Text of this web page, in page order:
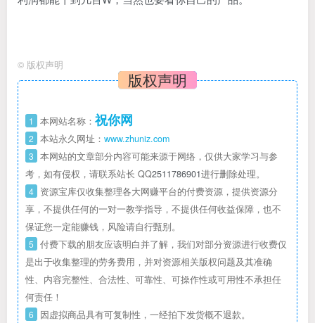
© 版权声明
版权声明
1 本网站名称： 祝你网
2 本站永久网址： www.zhuniz.com
3 本网站的文章部分内容可能来源于网络，仅供大家学习与参
考，如有侵权，请联系站长 QQ2511786901进行删除处理。
4 资源宝库仅收集整理各大网赚平台的付费资源，提供资源分
享，不提供任何的一对一教学指导，不提供任何收益保障，也不
保证您一定能赚钱，风险请自行甄别。
5 付费下载的朋友应该明白并了解，我们对部分资源进行收费仅
是出于收集整理的劳务费用，并对资源相关版权问题及其准确
性、内容完整性、合法性、可靠性、可操作性或可用性不承担任
何责任！
6 因虚拟商品具有可复制性，一经拍下发货概不退款。